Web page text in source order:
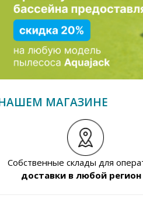
МАГАЗИНЕ
Собственные склады для
доставки в любой